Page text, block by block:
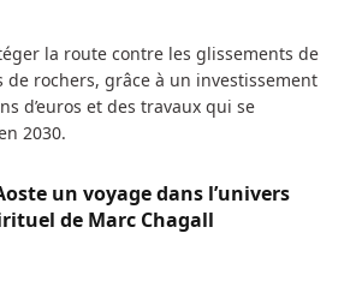
la route contre les glissements de
rochers, grâce à un investissement
d’euros et des travaux qui se
2030.
un voyage dans l’univers
de Marc Chagall